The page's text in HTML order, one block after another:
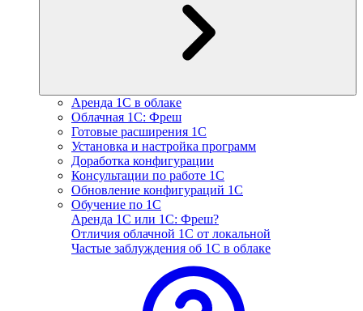
Аренда 1С в облаке
Облачная 1С: Фреш
Готовые расширения 1С
Установка и настройка программ
Доработка конфигурации
Консультации по работе 1С
Обновление конфигураций 1С
Обучение по 1С
Аренда 1С или 1С: Фреш?
Отличия облачной 1С от локальной
Частые заблуждения об 1С в облаке